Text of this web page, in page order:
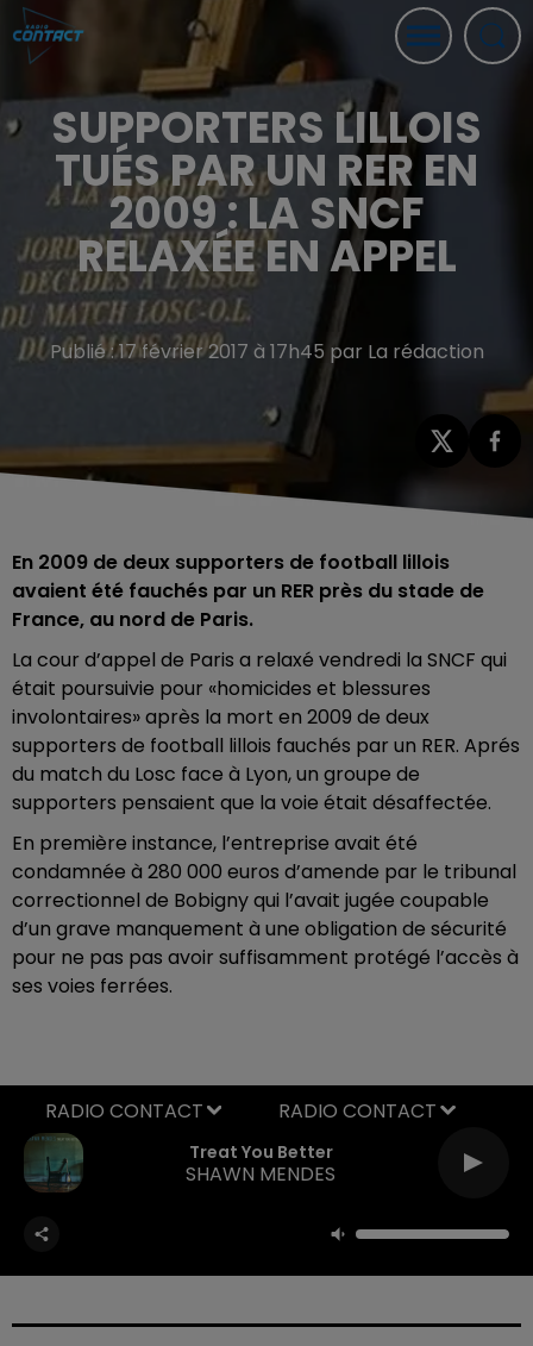
SUPPORTERS LILLOIS
TUÉS PAR UN RER EN
2009 : LA SNCF
RELAXÉE EN APPEL
Publié : 17 février 2017 à 17h45 par La rédaction
En 2009 de deux supporters de football lillois
avaient été fauchés par un RER près du stade de
France, au nord de Paris.
La cour d’appel de Paris a relaxé vendredi la SNCF qui
était poursuivie pour «homicides et blessures
involontaires» après la mort en 2009 de deux
supporters de football lillois fauchés par un RER. Aprés
du match du Losc face à Lyon, un groupe de
supporters pensaient que la voie était désaffectée.
En première instance, l’entreprise avait été
condamnée à 280 000 euros d’amende par le tribunal
correctionnel de Bobigny qui l’avait jugée coupable
d’un grave manquement à une obligation de sécurité
pour ne pas pas avoir suffisamment protégé l’accès à
ses voies ferrées.
Treat You Better
SHAWN MENDES
RADIO CONTACT